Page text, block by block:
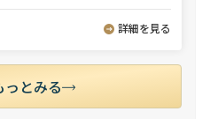
詳細を見る
とみる